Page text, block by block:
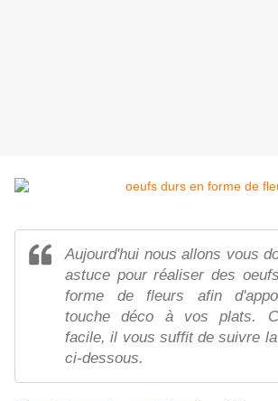
Aujourd'hui nous allons vous
astuce pour réaliser des
forme de fleurs afin
touche déco à vos plats.
facile, il vous suffit de suivre
ci-dessous.